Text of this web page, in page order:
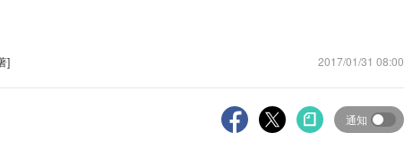
] 2017/01/31 08:00
通知